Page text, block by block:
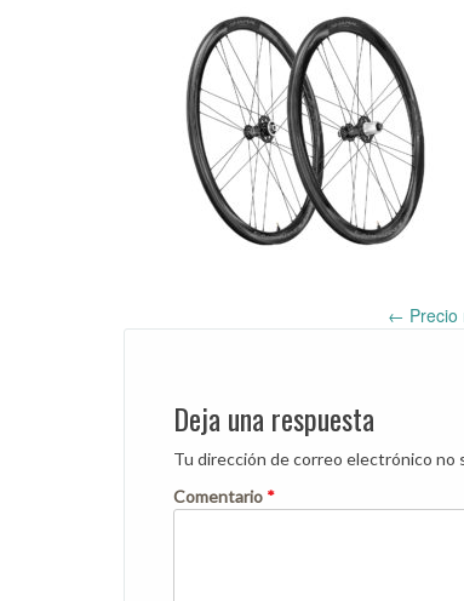
Post
navigation
←
Deja una respuesta
Tu dirección de correo electrónico no
Comentario *